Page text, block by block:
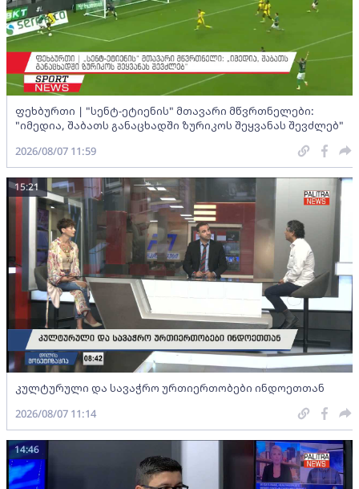
ფეხბურთი | "სენტ-ეტიენის" მთავარი მწვრთნელები:
"იმედია, შაბათს განაცხადში ზურიკოს შეყვანას შევძლებ"
2026/08/07 11:59
კულტურული და სავაჭრო ურთიერთობები ინდოეთთან
15:21
2026/08/07 11:14
14:46